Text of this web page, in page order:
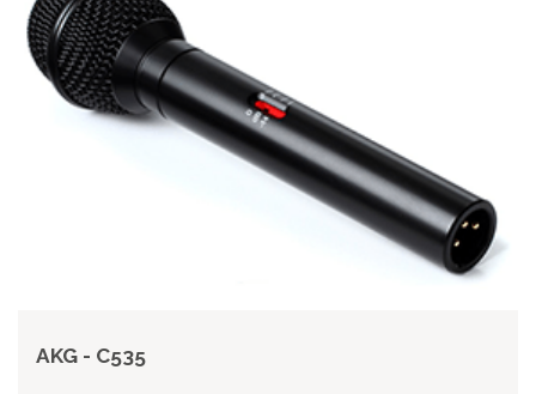
AKG - C535